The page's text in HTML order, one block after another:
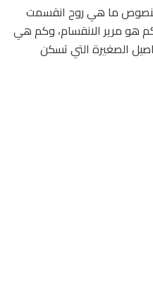
ما هي روح انقسمت
هو مرير الانقسام، وكم هي
الصغيرة التي تسكن